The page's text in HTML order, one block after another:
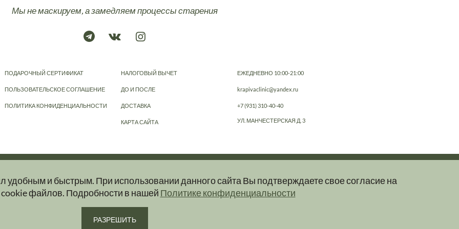
удобным и быстрым. При использовании данного сайта Вы подтверждаете свое согласие на
файлов. Подробности в нашей Политике конфиденциальности
РАЗРЕШИТЬ
Мы не маскируем, а замедляем процессы старения
ПОДАРОЧНЫЙ СЕРТИФИКАТ
ПОЛЬЗОВАТЕЛЬСКОЕ СОГЛАШЕНИЕ
ПОЛИТИКА КОНФИДЕНЦИАЛЬНОСТИ
НАЛОГОВЫЙ ВЫЧЕТ
ДО И ПОСЛЕ
ДОСТАВКА
КАРТА САЙТА
ЕЖЕДНЕВНО 10:00-21:00
krapivaclinic@yandex.ru
+7 (931) 310-40-40
УЛ. МАНЧЕСТЕРСКАЯ Д. 3
и ни при каких условиях информационные материалы, размещенные на сайте, не являются публичной офертой.
и актуальную информацию об услугах вы можете получить при обращении в клинику.